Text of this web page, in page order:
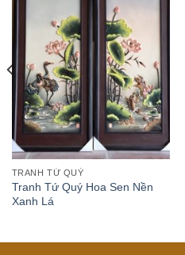
TRANH TỨ QUÝ
Tranh Tứ Quý Hoa Sen Nền
Xanh Lá